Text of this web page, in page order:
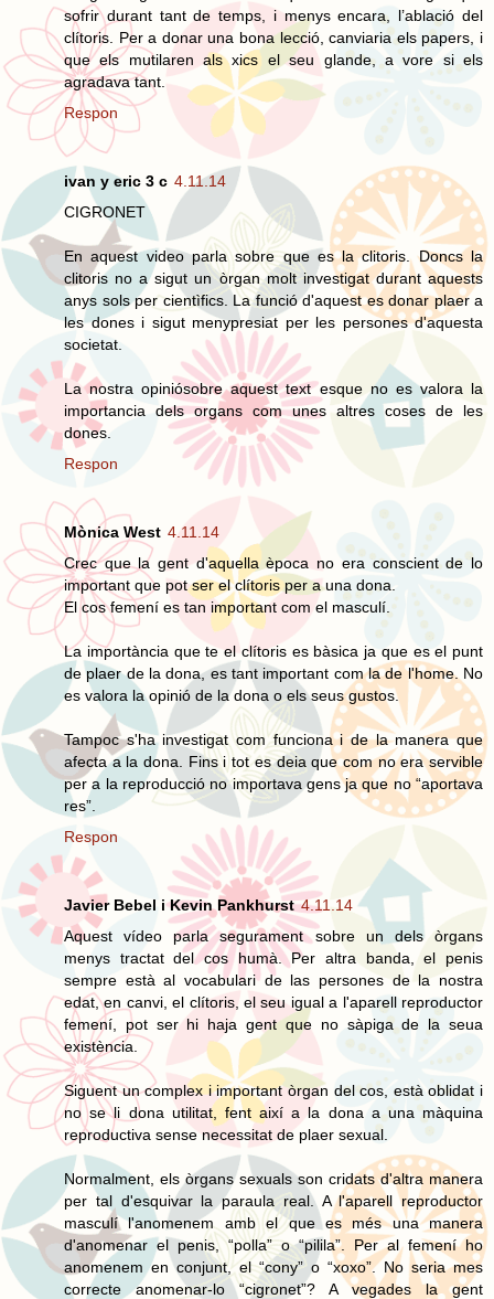
sofrir durant tant de temps, i menys encara, l’ablació del
clítoris. Per a donar una bona lecció, canviaria els papers, i
que els mutilaren als xics el seu glande, a vore si els
agradava tant.
Respon
ivan y eric 3 c 4.11.14
CIGRONET
En aquest video parla sobre que es la clitoris. Doncs la
clitoris no a sigut un òrgan molt investigat durant aquests
anys sols per cientìfics. La funció d'aquest es donar plaer a
les dones i sigut menypresiat per les persones d'aquesta
societat.
La nostra opiniósobre aquest text esque no es valora la
importancia dels organs com unes altres coses de les
dones.
Respon
Mònica West 4.11.14
Crec que la gent d'aquella època no era conscient de lo
important que pot ser el clítoris per a una dona.
El cos femení es tan important com el masculí.
La importància que te el clítoris es bàsica ja que es el punt
de plaer de la dona, es tant important com la de l'home. No
es valora la opinió de la dona o els seus gustos.
Tampoc s'ha investigat com funciona i de la manera que
afecta a la dona. Fins i tot es deia que com no era servible
per a la reproducció no importava gens ja que no “aportava
res”.
Respon
Javier Bebel i Kevin Pankhurst 4.11.14
Aquest vídeo parla segurament sobre un dels òrgans
menys tractat del cos humà. Per altra banda, el penis
sempre està al vocabulari de las persones de la nostra
edat, en canvi, el clítoris, el seu igual a l'aparell reproductor
femení, pot ser hi haja gent que no sàpiga de la seua
existència.
Siguent un complex i important òrgan del cos, està oblidat i
no se li dona utilitat, fent així a la dona a una màquina
reproductiva sense necessitat de plaer sexual.
Normalment, els òrgans sexuals son cridats d'altra manera
per tal d'esquivar la paraula real. A l'aparell reproductor
masculí l'anomenem amb el que es més una manera
d'anomenar el penis, “polla” o “pilila”. Per al femení ho
anomenem en conjunt, el “cony” o “xoxo”. No seria mes
correcte anomenar-lo “cigronet”? A vegades la gent